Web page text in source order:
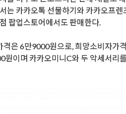
는 카카오톡 선물하기와 카카오프
팝업스토어에서도 판매한다.
격은 6만9000원으로, 희망소비자가
원이며 카카오미니C와 두 악세서리